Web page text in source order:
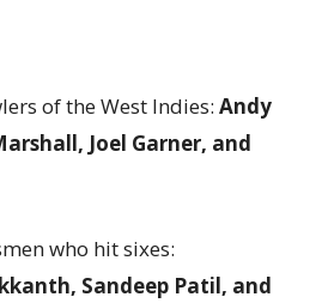
of the West Indies: Andy
Joel Garner, and
who hit sixes:
Sandeep Patil, and